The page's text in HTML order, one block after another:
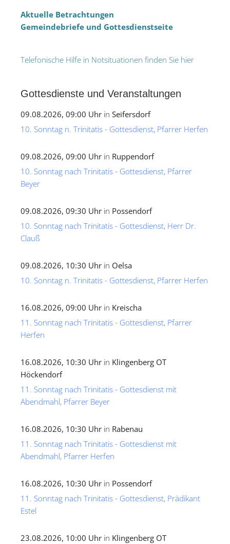
Aktuelle Betrachtungen
Gemeindebriefe und Gottesdienstseite
Telefonische Hilfe in Notsituationen finden Sie hier
Gottesdienste und Veranstaltungen
09.08.2026, 09:00 Uhr in Seifersdorf
10. Sonntag n. Trinitatis - Gottesdienst, Pfarrer Herfen
09.08.2026, 09:00 Uhr in Ruppendorf
10. Sonntag nach Trinitatis - Gottesdienst, Pfarrer
Beyer
09.08.2026, 09:30 Uhr in Possendorf
10. Sonntag nach Trinitatis - Gottesdienst, Herr Dr.
Clauß
09.08.2026, 10:30 Uhr in Oelsa
10. Sonntag n. Trinitatis - Gottesdienst, Pfarrer Herfen
16.08.2026, 09:00 Uhr in Kreischa
11. Sonntag nach Trinitatis - Gottesdienst, Pfarrer
Herfen
16.08.2026, 10:30 Uhr in Klingenberg OT
Höckendorf
11. Sonntag nach Trinitatis - Gottesdienst mit
Abendmahl, Pfarrer Beyer
16.08.2026, 10:30 Uhr in Rabenau
11. Sonntag nach Trinitatis - Gottesdienst mit
Abendmahl, Pfarrer Herfen
16.08.2026, 10:30 Uhr in Possendorf
11. Sonntag nach Trinitatis - Gottesdienst, Prädikant
Estel
23.08.2026, 10:00 Uhr in Klingenberg OT